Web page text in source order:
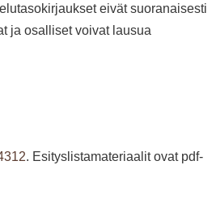
eivät suoranaisesti
ja osalliset voivat lausua
. Esityslistamateriaalit ovat pdf-